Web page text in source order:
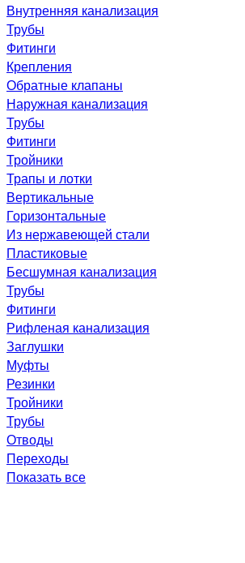
Внутренняя канализация
Трубы
Фитинги
Крепления
Обратные клапаны
Наружная канализация
Трубы
Фитинги
Тройники
Трапы и лотки
Вертикальные
Горизонтальные
Из нержавеющей стали
Пластиковые
Бесшумная канализация
Трубы
Фитинги
Рифленая канализация
Заглушки
Муфты
Резинки
Тройники
Трубы
Отводы
Переходы
Показать все